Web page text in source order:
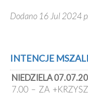
Dodano 16 Jul 2024
INTENCJE
NIEDZIELA
7.00 – ZA